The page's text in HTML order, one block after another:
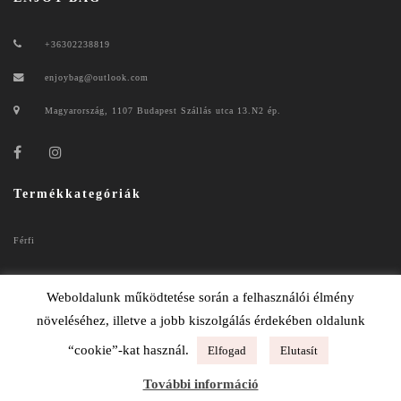
+36302238819
enjoybag@outlook.com
Magyarország, 1107 Budapest Szállás utca 13.N2 ép.
Termékkategóriák
Férfi
ADATKEZELÉSI TÁJÉKOZTATÓ
Weboldalunk működtetése során a felhasználói élmény
növeléséhez, illetve a jobb kiszolgálás érdekében oldalunk
“cookie”-kat használ. Elfogad Elutasít
További információ